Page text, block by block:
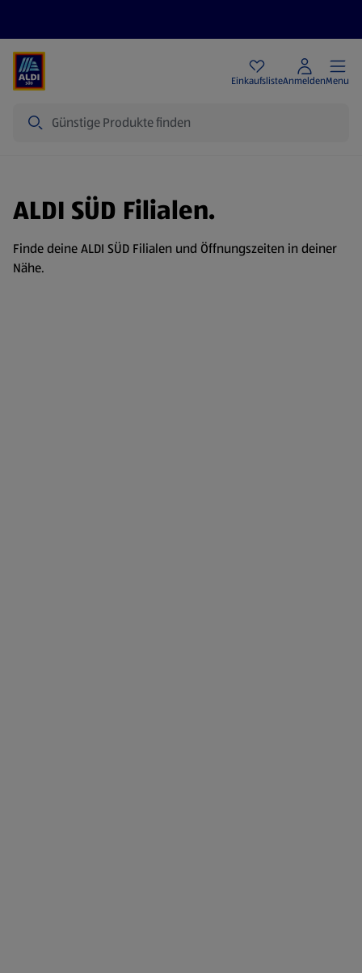
EinkaufslisteAnmeldenMenu
ALDI SÜD Filialen.
Finde deine ALDI SÜD Filialen und Öffnungszeiten in deiner
Nähe.